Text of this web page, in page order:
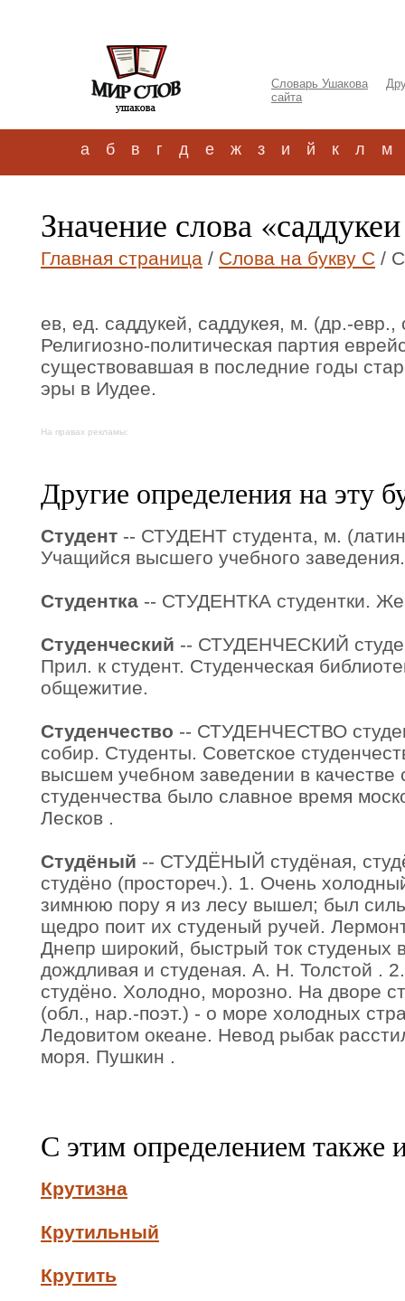
Словарь Ушакова
сайта
а б в г д е ж з и й к л м
Значение слова
Главная страница / Слова на букву С /
ев, ед. саддукей, саддукея, м. (др.-евр.,
Религиозно-политическая партия
существовавшая в последние годы
эры в Иудее.
На правах рекламы:
Другие определения на эту
Студент -- СТУДЕНТ студента, м.
Учащийся высшего учебного
Студентка -- СТУДЕНТКА студентки.
Студенческий -- СТУДЕНЧЕСКИЙ
Прил. к студент. Студенческая
общежитие.
Студенчество -- СТУДЕНЧЕСТВО
собир. Студенты. Советское
высшем учебном заведении в качестве
студенчества было славное время
Лесков .
Студёный -- СТУДЁНЫЙ студёная,
студёно (простореч.). 1. Очень
зимнюю пору я из лесу вышел; был
щедро поит их студеный ручей.
Днепр широкий, быстрый ток студеных
дождливая и студеная. А. Н. Толстой .
студёно. Холодно, морозно. На дворе
(обл., нар.-поэт.) - о море холодных
Ледовитом океане. Невод рыбак
моря. Пушкин .
С этим определением также
Крутизна
Крутильный
Крутить